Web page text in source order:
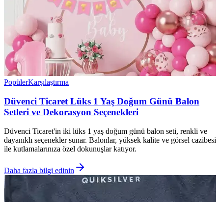
PopülerKarşılaştırma
Düvenci Ticaret Lüks 1 Yaş Doğum Günü Balon
Setleri ve Dekorasyon Seçenekleri
Düvenci Ticaret'in iki lüks 1 yaş doğum günü balon seti, renkli ve
dayanıklı seçenekler sunar. Balonlar, yüksek kalite ve görsel cazibesi
ile kutlamalarınıza özel dokunuşlar katıyor.
Daha fazla bilgi edinin